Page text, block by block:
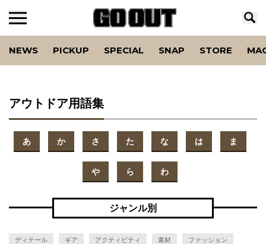
NEWS PICKUP SPECIAL SNAP STORE
アウトドア用語集
あ か さ た な は ま
や ら わ
ジャンル別
ディテール ギア アクティビティ 素材 ファッション